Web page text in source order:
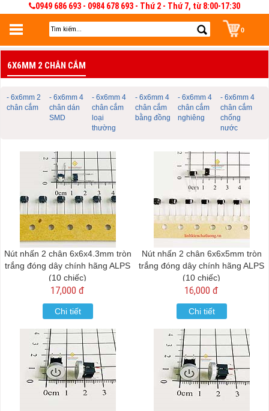
0949 686 693 - 0984 678 693 - Thứ 2 - Thứ 7, từ 8:00-17:30
0
Đăng nhập
Đăng nhập để lưu giỏ hàng 30 ngày. Có thể sửa và quản lý giỏ hàng và đơn
hàng
6X6MM 2 CHÂN CẮM
- 6x6mm 2
chân cắm
- 6x6mm 4
chân dán
SMD
- 6x6mm 4
chân cắm
loại
thường
- 6x6mm 4
chân cắm
bằng đồng
- 6x6mm 4
chân cắm
nghiêng
- 6x6mm 4
chân cắm
chống
nước
Nút nhấn 2 chân 6x6x4.3mm tròn
trắng đóng dây chính hãng ALPS
(10 chiếc)
17,000 đ
Chi tiết
Nút nhấn 2 chân 6x6x5mm tròn
trắng đóng dây chính hãng ALPS
(10 chiếc)
16,000 đ
Chi tiết